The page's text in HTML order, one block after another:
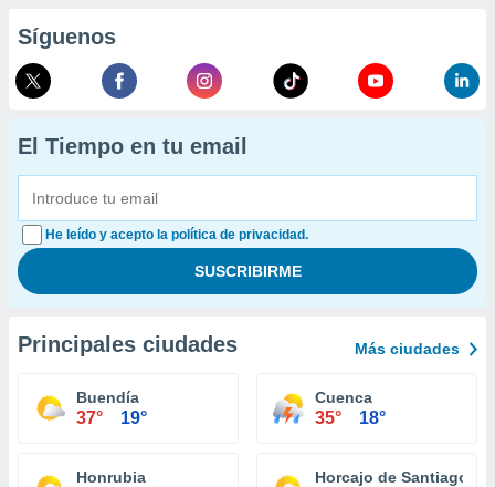
Síguenos
El Tiempo en tu email
He leído y acepto la política de privacidad.
Principales ciudades Más ciudades
Buendía
37° 19°
Cuenca
35° 18°
Honrubia Horcajo de Santiago